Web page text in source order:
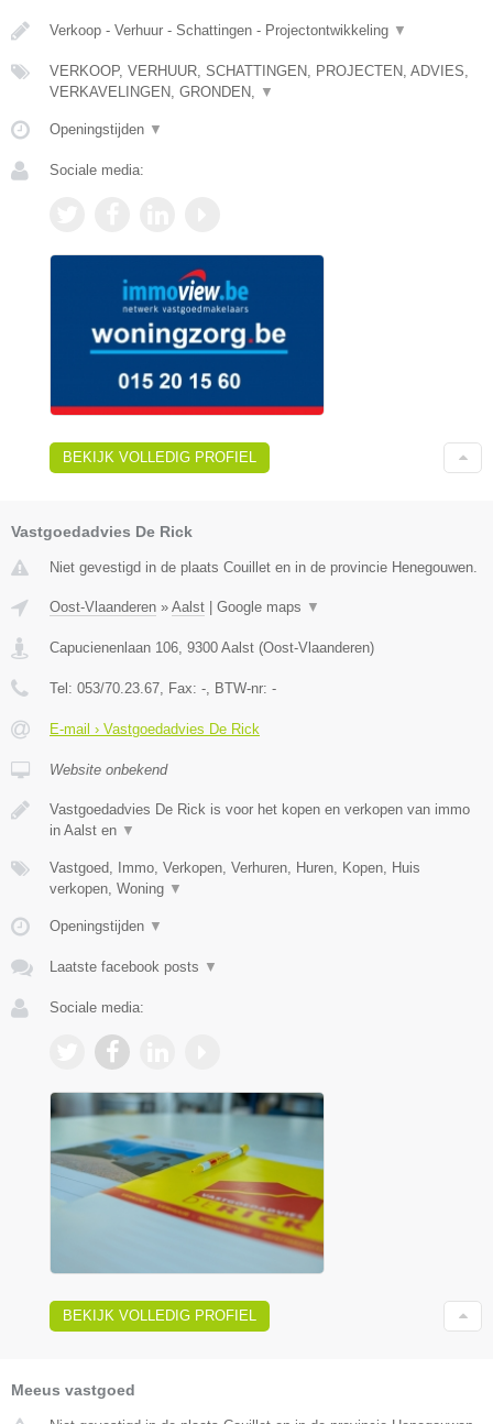
Verkoop - Verhuur - Schattingen - Projectontwikkeling ▼
VERKOOP, VERHUUR, SCHATTINGEN, PROJECTEN, ADVIES,
VERKAVELINGEN, GRONDEN,
▼
Openingstijden ▼
Sociale media:
BEKIJK VOLLEDIG PROFIEL
Vastgoedadvies De Rick
Niet gevestigd in de plaats Couillet en in de provincie Henegouwen.
Oost-Vlaanderen » Aalst Google maps ▼
Capucienenlaan 106 9300 Aalst (Oost-Vlaanderen)
Tel: 053/70.23.67 , Fax: - , BTW-nr: -
E-mail › Vastgoedadvies De Rick
Website onbekend
Vastgoedadvies De Rick is voor het kopen en verkopen van immo
in Aalst en ▼
Vastgoed, Immo, Verkopen, Verhuren, Huren, Kopen, Huis
verkopen, Woning ▼
Openingstijden ▼
Laatste facebook posts ▼
Sociale media:
BEKIJK VOLLEDIG PROFIEL
Meeus vastgoed